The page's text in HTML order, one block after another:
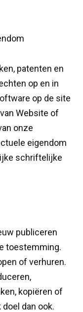
patenten en
op en in
op de site
Website of
onze
eigendom
schriftelijke
publiceren
toestemming.
of verhuren.
kopiëren of
dan ook.